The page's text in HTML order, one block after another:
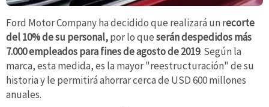
Ford Motor Company ha decidido que realizará un recorte
del 10% de su personal,por lo queserán despedidos más
7.000 empleados para fines de agosto de 2019. Según la
marca, esta medida, es la mayor "reestructuración" de su
historia y le permitirá ahorrar cerca de USD 600 millones
anuales.